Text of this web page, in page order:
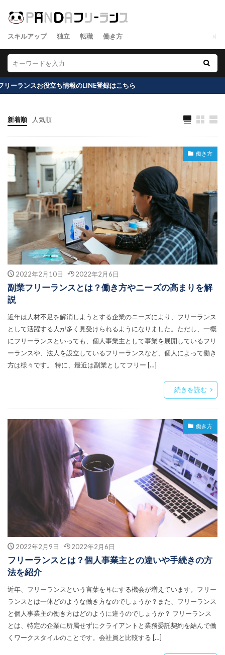
スキルアップ 独立 転職 働き方
立ち情報のLINE登録はこちら
新着順 人気順
働き方
2022年2月10日 2022年2月6日
副業フリーランスとは？働き方やニーズの高まりを解
説
近年は人材不足を解消しようとする企業のニーズにより、フリーランス
として活躍する人が多く見受けられるようになりました。ただし、一概
にフリーランスといっても、個人事業主として事業を展開しているフリ
ーランスや、法人を設立しているフリーランスなど、個人によって働き
方は様々です。 特に、最近は副業としてフリー […]
続きを読む
働き方
2022年2月9日 2022年2月6日
フリーランスとは？個人事業主との違いや手続きの方
法を紹介
近年、フリーランスという言葉を耳にする機会が増えています。フリー
ランスとは一体どのような働き方なのでしょうか？また、フリーランス
と個人事業主の働き方はどのように違うのでしょうか？ フリーランス
とは、特定の企業に所属せずにクライアントと業務委託契約を結んで働
くワークスタイルのことです。会社員と比較する […]